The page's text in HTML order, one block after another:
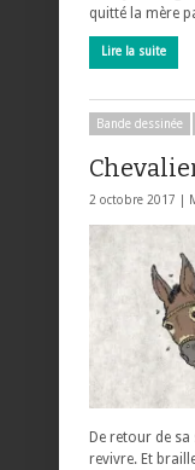
quitté la mère
Lire la suite
Bande dessinée
2 octobre 2017 |
De retour de
revivre. Et